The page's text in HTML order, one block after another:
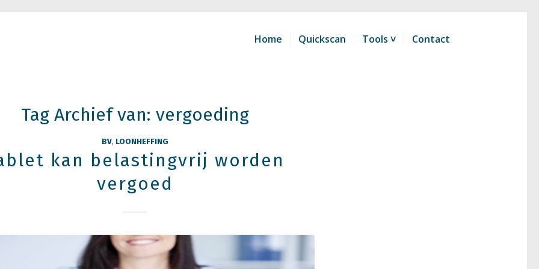
Home Quickscan Tools ˅ Contact
Tag Archief van: vergoeding
BV, LOONHEFFING
kan belastingvrij worden
vergoed